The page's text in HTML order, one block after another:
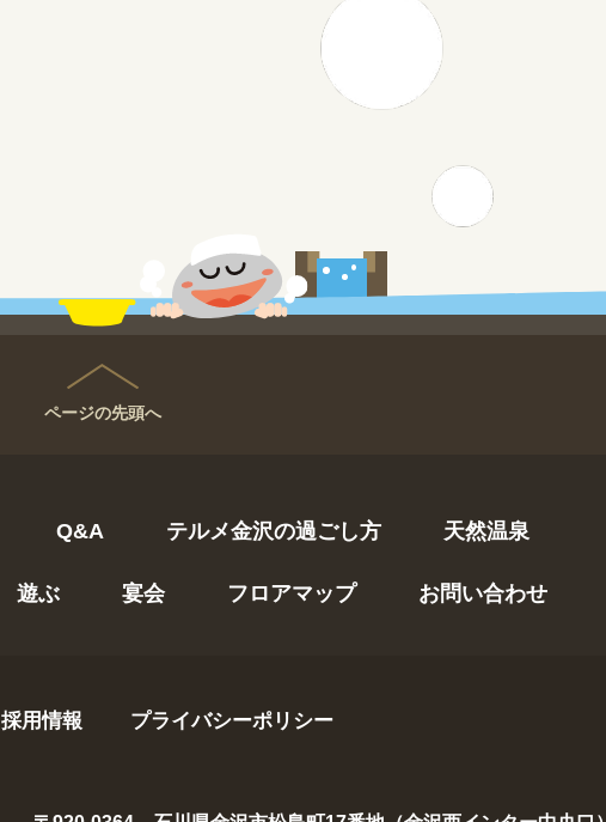
ページの先頭へ
Q&A テルメ金沢の過ごし方 天然温泉
遊ぶ 宴会 フロアマップ お問い合わせ
採用情報 プライバシーポリシー